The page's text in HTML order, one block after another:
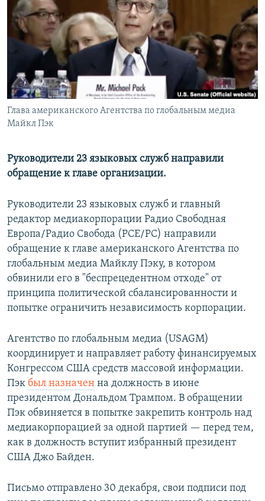
РАСПИСАНИЕ ВЕЩАНИЯ
ПОДПИШИТЕСЬ НА РАССЫЛКУ
СОЦИАЛЬНЫЕ СЕТИ
Глава американского Агентства по глобальным медиа
Майкл Пэк
Руководители 23 языковых служб направили
обращение к главе организации.
Руководители 23 языковых служб и главный
редактор медиакорпорации Радио Свободная
Европа/Радио Свобода (РСЕ/PC) направили
обращение к главе американского Агентства по
глобальным медиа Майклу Пэку, в котором
обвинили его в "беспрецедентном отходе" от
принципа политической сбалансированности и
попытке ограничить независимость корпорации.
Агентство по глобальным медиа (USAGM)
координирует и направляет работу финансируемых
Конгрессом США средств массовой информации.
Пэк был назначен на должность в июне
президентом Дональдом Трампом. В обращении
Пэк обвиняется в попытке закрепить контроль над
медиакорпорацией за одной партией — перед тем,
как в должность вступит избранный президент
США Джо Байден.
Письмо отправлено 30 декабря, свои подписи под